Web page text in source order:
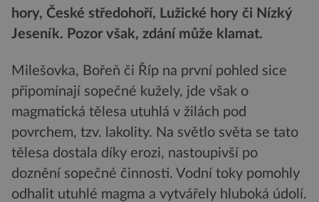
hory, České středohoří, Lužické hory či Nízký
Jeseník. Pozor však, zdání může klamat.
Milešovka, Bořeň či Říp na první pohled sice
připomínají sopečné kužely, jde však o
magmatická tělesa utuhlá v žilách pod
povrchem, tzv. lakolity. Na světlo světa se tato
tělesa dostala díky erozi, nastoupivší po
doznění sopečné činnosti. Vodní toky pomohly
odhalit utuhlé magma a vytvářely hluboká údolí.